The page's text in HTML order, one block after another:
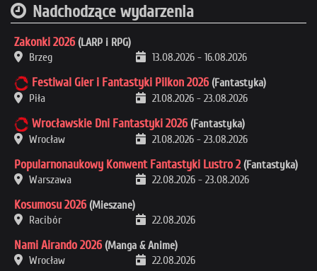
Nadchodzące wydarzenia
Zakonki 2026 (LARP i RPG)
Brzeg
13.08.2026 - 16.08.2026
Festiwal Gier i Fantastyki Pilkon 2026 (Fantastyka)
Piła
21.08.2026 - 23.08.2026
Wrocławskie Dni Fantastyki 2026 (Fantastyka)
Wrocław
21.08.2026 - 23.08.2026
Popularnonaukowy Konwent Fantastyki Lustro 2 (Fantastyka)
Warszawa
22.08.2026 - 23.08.2026
Kosumosu 2026 (Mieszane)
Racibór
22.08.2026
Nami Airando 2026 (Manga & Anime)
Wrocław
22.08.2026